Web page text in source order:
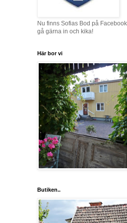
Nu finns Sofias Bod på
gå gärna in och kika!
Här bor vi
Butiken..